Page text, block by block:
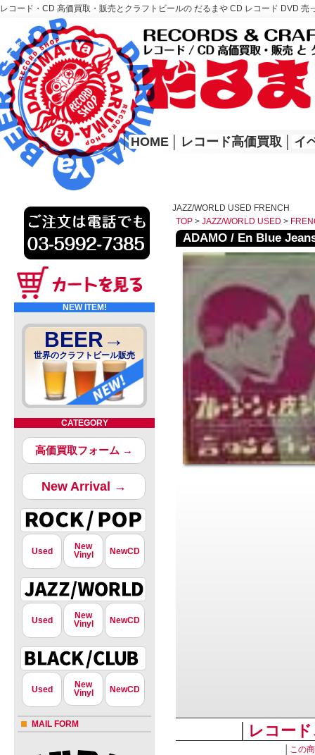
レコード・CD 高価買取・販売とクラフトビールの だるまや CD レコード DVD
レコード高価買取はこちら
HOME
│ HOME レコード高価買取 イ
NEW ITEM!
BEER→
世界のクラフトビール販売
CATEGORY
高価買取フォーム →
New Arrival →
Used
New
Vinyl
NewCD
Used
New
Vinyl
NewCD
Used
New
Vinyl
NewCD
MAIL FORM
JAZZ/WORLD USED FRENCH
TOP > JAZZ/WORLD USED >
ADAMO / En Blue
レコー
この